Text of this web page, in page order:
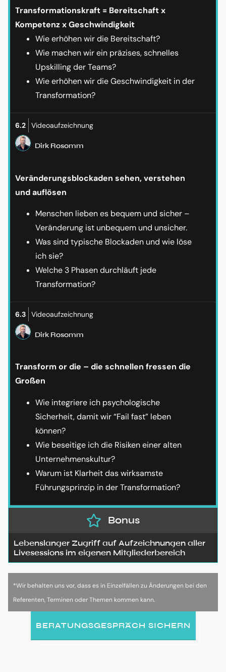
Transformationskraft = Bereitschaft x
Kompetenz x Geschwindigkeit
Wie erhöhen wir die Bereitschaft?
Wie machen wir ein präzises, schnelles
Upskilling der Teams?
Wie erhöhen wir die Geschwindigkeit in der
Transformation?
6.2 Videoaufzeichnung
Dirk Rosomm
Veränderungsblockaden sehen, verstehen
und auflösen
Menschen lieben es bequem und sicher –
Veränderung ist unbequem und unsicher.
Was sind typische Blockaden und wie löse
ich sie?
Welche 3 Phasen durchläuft jede
Transformation?
6.3 Videoaufzeichnung
Dirk Rosomm
Transform or die – die schnellen fressen die
Großen
Wie integriere ich psychologische
Sicherheit, damit wir “Fail fast” leben
können?
Wie beseitige ich die Risiken einer alten
Unternehmenskultur?
Warum ist Klarheit das wirksamste
Führungsprinzip in der Transformation?
Bonus
Lebenslanger Zugriff auf Aufzeichnungen aller
Livesessions im eigenen Mitgliederbereich
*Wir behalten uns vor, dass es in Einzelfällen zu Änderungen bei den
Referenten, Terminen oder Themen kommen kann.
BERATUNGSGESPRÄCH SICHERN